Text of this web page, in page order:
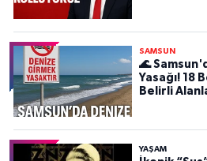
SAMSUN
🌊
Yasağı! 18
Belirli
YAŞAM